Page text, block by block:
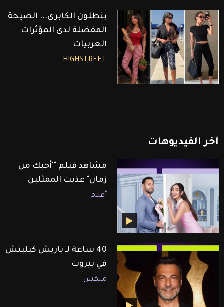
بنطلون الكابري... الصيحة
المفضلة لدى المؤثرات
العربيات
HIGHSTREET
آخر الفيديوهات
مشاهد فيلم "'أحبك من
زمان" عذبت الممثلين
أفلام
40 ساعة لـ باريش كيليتش
في بيروت
ميكس